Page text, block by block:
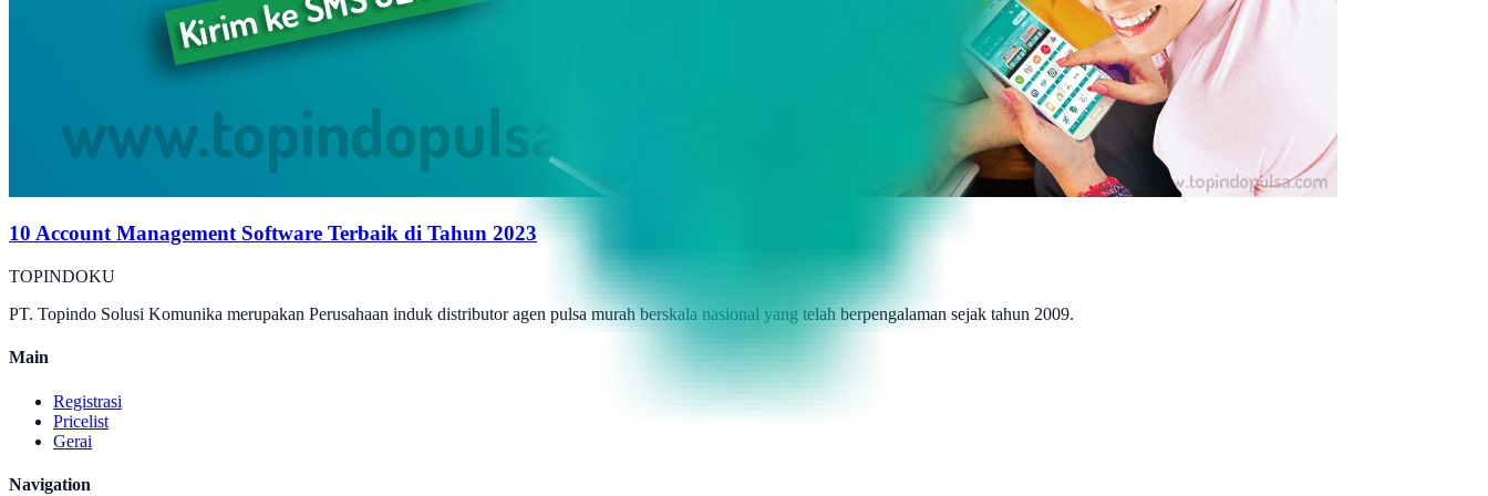
10 Account Management Software Terbaik di Tahun 2023
TOPINDOKU
PT. Topindo Solusi Komunika merupakan Perusahaan induk distributor agen pulsa murah berskala nasional yang telah berpengalaman sejak tahun 2009.
Main
Registrasi
Pricelist
Gerai
Navigation